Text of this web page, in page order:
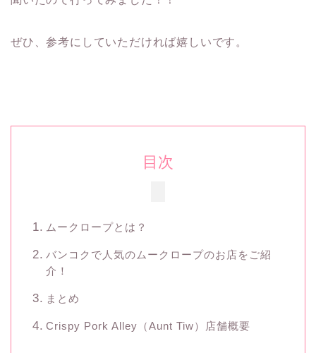
ぜひ、参考にしていただければ嬉しいです。
目次
ムークロープとは？
バンコクで人気のムークロープのお店をご紹
介！
まとめ
Crispy Pork Alley（Aunt Tiw）店舗概要